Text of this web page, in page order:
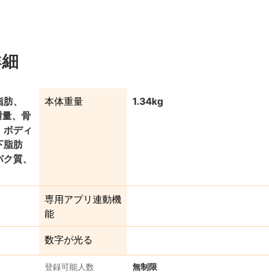
、
、骨
ディ
脂肪
質、
本体重量 1.34kg
専用アプリ連動機
能
数字が光る
登録可能人数 無制限